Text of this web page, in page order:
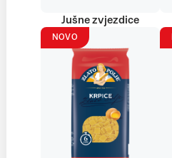
Jušne zvjezdice
NOVO